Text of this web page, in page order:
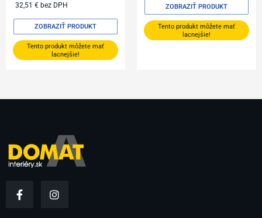
32,51€ bez DPH
Tento produkt môžete mať
lacnejšie!
ZOBRAZIŤ PRODUKT
Tento produkt môžete mať
lacnejšie!
ZOBRAZIŤ PRODUKT
a
n